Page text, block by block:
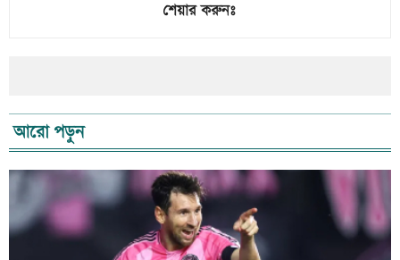
শেয়ার করুনঃ
আরো পড়ুন